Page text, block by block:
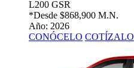
L200 GSR
*Desde $868,900 M.N.
Año: 2026
CONÓCELO COTÍZALO